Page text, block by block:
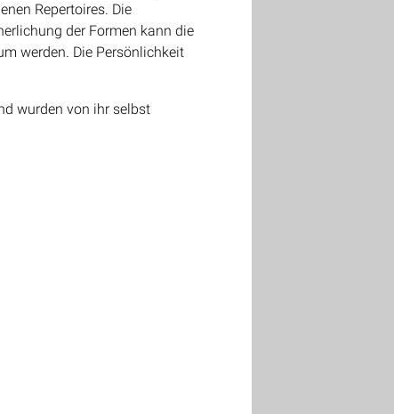
Repertoires. Die
der Formen kann die
werden. Die Persönlichkeit
wurden von ihr selbst